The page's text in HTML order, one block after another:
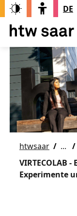
DE
htwsaar
VIRTECOLAB
Experimente